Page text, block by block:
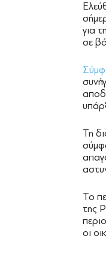
για
σε
Τη
Το
της
οι